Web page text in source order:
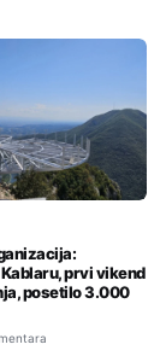
prvi vikend
posetilo 3.000